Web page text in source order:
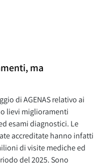
ma
di AGENAS relativo ai
lievi miglioramenti
esami diagnostici. Le
accreditate hanno infatti
di visite mediche ed
del 2025. Sono